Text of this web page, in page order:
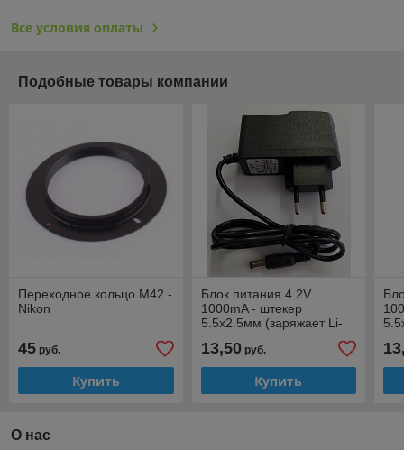
Все условия оплаты
Подобные товары компании
Переходное кольцо M42 -
Nikon
45 руб.
Купить
Блок питания 4.2V
1000mA - штекер
5.5x2.5мм (заряжает Li-
сборки)
13,50руб.
Купить
О нас